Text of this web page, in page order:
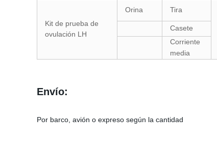
Kit de prueba de
ovulación LH
Orina Tira
Casete
Corriente
media
Envío:
Por barco, avión o expreso según la cantidad